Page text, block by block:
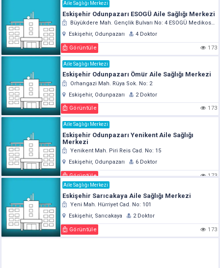
Aile Sağlığı Merkezi
Eskişehir Odunpazarı ESOGÜ Aile Sağlığı Merkezi
Büyükdere Mah. Gençlik Bulvarı No: 4 ESOGÜ Medikososyal Tesisleri
Eskişehir, Odunpazarı
4 Doktor
Görüntüle 173
Aile Sağlığı Merkezi
Eskişehir Odunpazarı Ömür Aile Sağlığı Merkezi
Orhangazi Mah. Rüya Sok. No: 2
Eskişehir, Odunpazarı
2 Doktor
Görüntüle 173
Aile Sağlığı Merkezi
Eskişehir Odunpazarı Yenikent Aile Sağlığı
Merkezi
Yenikent Mah. Piri Reis Cad. No: 15
Eskişehir, Odunpazarı
6 Doktor
Görüntüle 173
Aile Sağlığı Merkezi
Eskişehir Sarıcakaya Aile Sağlığı Merkezi
Yeni Mah. Hürriyet Cad. No: 101
Eskişehir, Sarıcakaya
2 Doktor
Görüntüle 173